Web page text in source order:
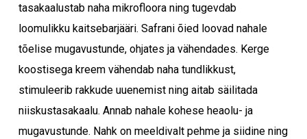
Ostukorvis ei ole tooteid.
tasakaalustab naha mikrofloora ning tugevdab
loomulikku kaitsebarjääri. Safrani õied loovad nahale
tõelise mugavustunde, ohjates ja vähendades. Kerge
koostisega kreem vähendab naha tundlikkust,
stimuleerib rakkude uuenemist ning aitab säilitada
niiskustasakaalu. Annab nahale kohese heaolu- ja
mugavustunde. Nahk on meeldivalt pehme ja siidine ning